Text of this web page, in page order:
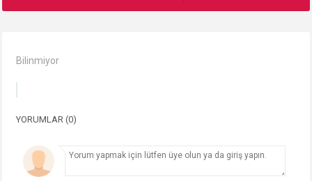
Bilinmiyor
YORUMLAR (0)